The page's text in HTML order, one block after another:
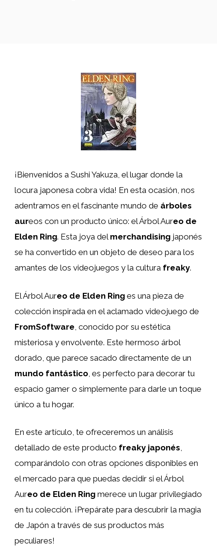
¡Bienvenidos a Sushi Yakuza, el lugar donde la
locura japonesa cobra vida! En esta ocasión, nos
adentramos en el fascinante mundo de árboles
aureos con un producto único: el Árbol Aureo de
Elden Ring. Esta joya del merchandising japonés
se ha convertido en un objeto de deseo para los
amantes de los videojuegos y la cultura freaky.
El Árbol Aureo de Elden Ring es una pieza de
colección inspirada en el aclamado videojuego de
FromSoftware , conocido por su estética
misteriosa y envolvente. Este hermoso árbol
dorado, que parece sacado directamente de un
mundo fantástico , es perfecto para decorar tu
espacio gamer o simplemente para darle un toque
único a tu hogar.
En este artículo, te ofreceremos un análisis
detallado de este producto freaky japonés,
comparándolo con otras opciones disponibles en
el mercado para que puedas decidir si el Árbol
Aureo de Elden Ring merece un lugar privilegiado
en tu colección. ¡Prepárate para descubrir la magia
de Japón a través de sus productos más
peculiares!